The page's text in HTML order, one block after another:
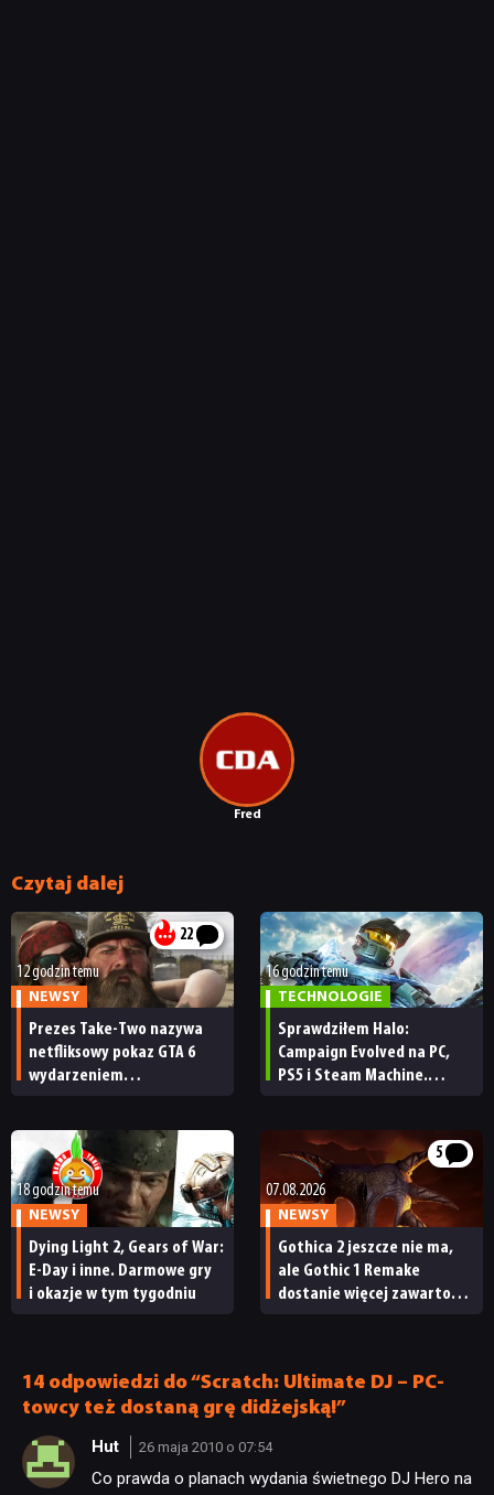
NEWSY
RECENZJE
Fred
Czytaj dalej
22
12 godzin temu
NEWSY
Prezes Take-Two nazywa
netfliksowy pokaz GTA 6
wydarzeniem
ma subskrybentów
16 godzin temu
TECHNOLOGIE
Sprawdziłem Halo:
Campaign Evolved na PC,
PS5 i Steam Machine.
[RECENZJA TECHNICZNA]
18 godzin temu
NEWSY
Dying Light 2, Gears of War:
E-Day i inne. Darmowe gry
i okazje w tym tygodniu
5
07.08.2026
NEWSY
Gothica 2 jeszcze nie ma,
ale Gothic 1 Remake
dostanie więcej zawartości.
14 odpowiedzi do “Scratch: Ultimate DJ – PC-
towcy też dostaną grę didżejską!”
Hut 26 maja 2010 o 07:54
Co prawda o planach wydania świetnego DJ Hero na